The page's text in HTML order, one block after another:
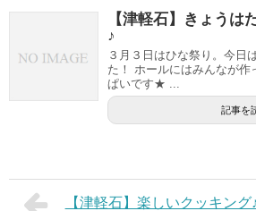
【津軽石】きょうは
♪
３月３日はひな祭り。今日
た！ ホールにはみんなが作
ぱいです★ ...
記事を
【津軽石】楽しいクッキング